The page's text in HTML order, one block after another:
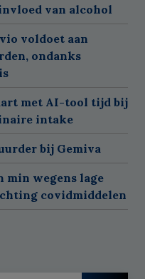
van alcohol
voldoet aan
ondanks
met AI-tool tijd bij
intake
bij Gemiva
min wegens lage
covidmiddelen